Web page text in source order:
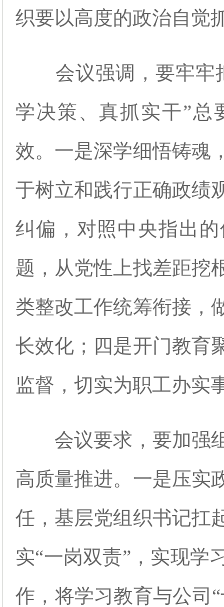
织要以高度的政治自觉
会议强调，要牢牢
学决策、真抓实干”总
效。一是深学细悟铸魂
于树立和践行正确政绩
纠偏，对照中央指出
题，从党性上找差距挖
类整改工作统筹衔接，
长效化；四是开门教育
监督，切实为职工办实
会议要求，要加强
高质量推进。一是压实
任，基层党组织书记扛
实“一岗双责”，实现学
作，将学习教育与公司